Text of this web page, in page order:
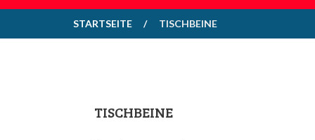
STARTSEITE TISCHBEINE
TISCHBEINE